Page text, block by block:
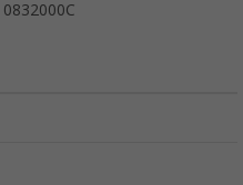
0832000C